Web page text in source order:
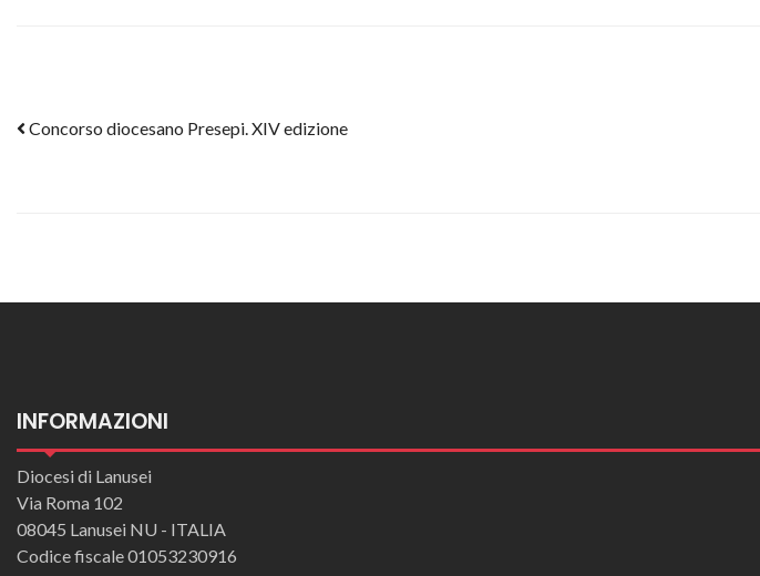
Post navigation
Concorso diocesano Presepi. XIV edizione
INFORMAZIONI
Diocesi di Lanusei
Via Roma 102
08045 Lanusei NU - ITALIA
Codice fiscale 01053230916